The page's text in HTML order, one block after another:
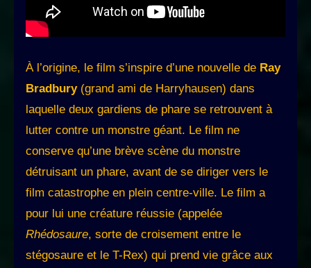
À l’origine, le film s’inspire d’une nouvelle de Ray
Bradbury(grand ami de Harryhausen) dans
laquelle deux gardiens de phare se retrouvent à
lutter contre un monstre géant. Le film ne
conserve qu’une brève scène du monstre
détruisant un phare, avant de se diriger vers le
film catastrophe en plein centre-ville. Le film a
pour lui une créature réussie (appelée
Rhédosaure, sorte de croisement entre le
stégosaure et le T-Rex) qui prend vie grâce aux